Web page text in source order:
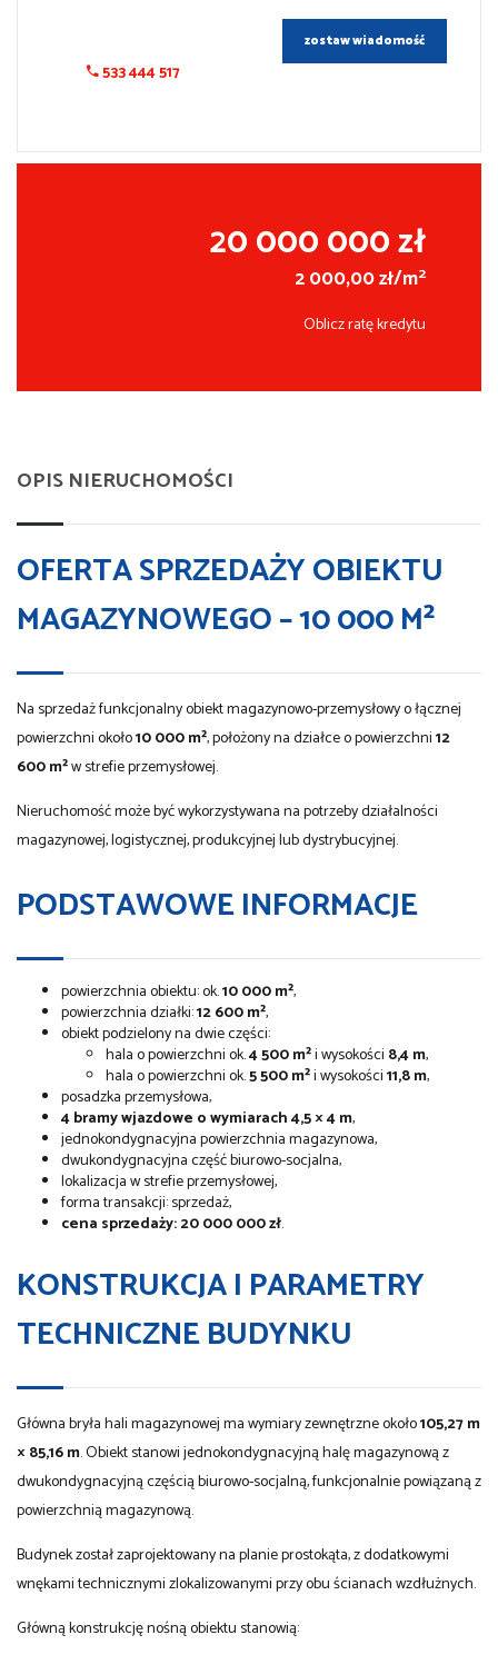
533 444 517
zostaw wiadomość
20 000 000 zł
2 000,00 zł/m2
Oblicz ratę kredytu
OPIS NIERUCHOMOŚCI
OFERTA SPRZEDAŻY OBIEKTU
MAGAZYNOWEGO – 10 000 M²
Na sprzedaż funkcjonalny obiekt magazynowo-przemysłowy o łącznej
powierzchni około10 000 m², położony na działce o powierzchni12
600 m²w strefie przemysłowej.
Nieruchomość może być wykorzystywana na potrzeby działalności
magazynowej, logistycznej, produkcyjnej lub dystrybucyjnej.
PODSTAWOWE INFORMACJE
powierzchnia obiektu: ok.10 000 m²,
powierzchnia działki:12 600 m²,
obiekt podzielony na dwie części:
hala o powierzchni ok.4 500 m²i wysokości 8,4 m,
hala o powierzchni ok.5 500 m²i wysokości11,8 m,
posadzka przemysłowa,
4 bramy wjazdowe o wymiarach 4,5 × 4 m,
jednokondygnacyjna powierzchnia magazynowa,
dwukondygnacyjna część biurowo-socjalna,
lokalizacja w strefie przemysłowej,
forma transakcji: sprzedaż,
cena sprzedaży: 20 000 000 zł.
KONSTRUKCJA I PARAMETRY
TECHNICZNE BUDYNKU
Główna bryła hali magazynowej ma wymiary zewnętrzne około105,27 m
× 85,16 m. Obiekt stanowi jednokondygnacyjną halę magazynową z
dwukondygnacyjną częścią biurowo-socjalną, funkcjonalnie powiązaną z
powierzchnią magazynową.
Budynek został zaprojektowany na planie prostokąta, z dodatkowymi
wnękami technicznymi zlokalizowanymi przy obu ścianach wzdłużnych.
Główną konstrukcję nośną obiektu stanowią: